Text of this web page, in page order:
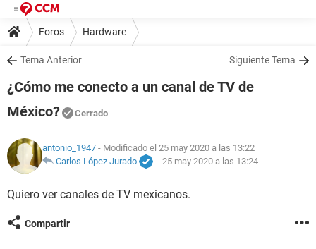
Foros Hardware
Tema Anterior Siguiente Tema
¿Cómo me conecto a un canal de TV de
México?
Cerrado
antonio_1947 - Modificado el 25 may 2020 a las 13:22
Carlos López Jurado
- 25 may 2020 a las 13:24
Quiero ver canales de TV mexicanos.
Compartir